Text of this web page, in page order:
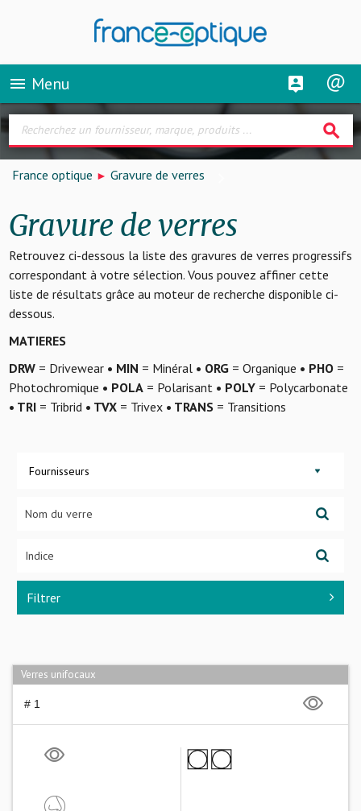
menu Menu
search
France optique Gravure de verres
Gravure de verres
Retrouvez ci-dessous la liste des gravures de verres progressifs
correspondant à votre sélection. Vous pouvez affiner cette
liste de résultats grâce au moteur de recherche disponible ci-
dessous.
MATIERES
DRW= Drivewear • MIN = Minéral • ORG= Organique • PHO=
Photochromique • POLA= Polarisant • POLY= Polycarbonate
• TRI= Tribrid • TVX= Trivex • TRANS= Transitions
Fournisseurs
Filtrer
Verres unifocaux
# 1